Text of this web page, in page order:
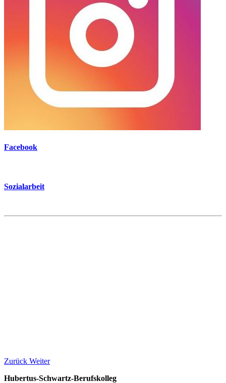
Facebook
Sozialarbeit
Zurück Weiter
Hubertus-Schwartz-Berufskolleg